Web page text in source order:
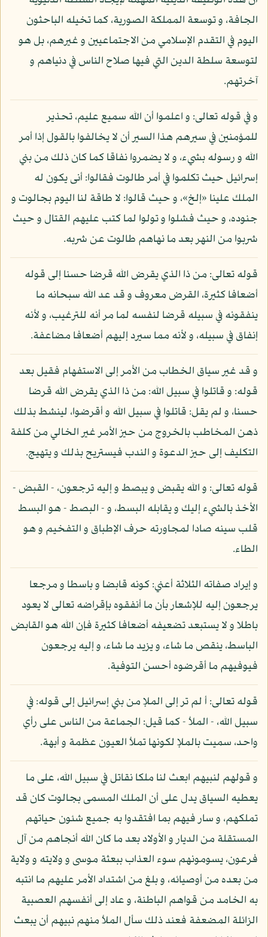
الجافة، و توسعة المملكة الصورية، كما تخيله الباحثون
اليوم في التقدم الإسلامي من الاجتماعيين و غيرهم، بل هو
لتوسعة سلطة الدين التي فيها صلاح الناس في دنياهم و
آخرتهم.
و في قوله تعالى: و اعلموا أن الله سميع عليم، تحذير
للمؤمنين في سيرهم هذا السير أن لا يخالفوا بالقول إذا أمر
الله و رسوله بشيء، و لا يضمروا نفاقا كما كان ذلك من بني
إسرائيل حيث تكلموا في أمر طالوت فقالوا: أنى يكون له
الملك علينا «إلخ»، و حيث قالوا: لا طاقة لنا اليوم بجالوت و
جنوده، و حيث فشلوا و تولوا لما كتب عليهم القتال و حيث
شربوا من النهر بعد ما نهاهم طالوت عن شربه.
قوله تعالى: من ذا الذي يقرض الله قرضا حسنا إلى قوله
أضعافا كثيرة، القرض معروف و قد عد الله سبحانه ما
ينفقونه في سبيله قرضا لنفسه لما مر أنه للترغيب، و لأنه
إنفاق في سبيله، و لأنه مما سيرد إليهم أضعافا مضاعفة.
و قد غير سياق الخطاب من الأمر إلى الاستفهام فقيل بعد
قوله: و قاتلوا في سبيل الله: من ذا الذي يقرض الله قرضا
حسنا، و لم يقل: قاتلوا في سبيل الله و أقرضوا، لينشط بذلك
ذهن المخاطب بالخروج من حيز الأمر غير الخالي من كلفة
التكليف إلى حيز الدعوة و الندب فيستريح بذلك و يتهيج.
قوله تعالى: و الله يقبض و يبصط و إليه ترجعون، - القبض -
الأخذ بالشيء إليك و يقابله البسط، و - البصط - هو البسط
قلب سينه صادا لمجاورته حرف الإطباق و التفخيم و هو
الطاء.
و إيراد صفاته الثلاثة أعني: كونه قابضا و باسطا و مرجعا
يرجعون إليه للإشعار بأن ما أنفقوه بإقراضه تعالى لا يعود
باطلا و لا يستبعد تضعيفه أضعافا كثيرة فإن الله هو القابض
الباسط، ينقص ما شاء، و يزيد ما شاء، و إليه يرجعون
فيوفيهم ما أقرضوه أحسن التوفية.
قوله تعالى: أ لم تر إلى الملإ من بني إسرائيل إلى قوله: في
سبيل الله، - الملأ - كما قيل: الجماعة من الناس على رأي
واحد، سميت بالملإ لكونها تملأ العيون عظمة و أبهة.
و قولهم لنبيهم ابعث لنا ملكا نقاتل في سبيل الله، على ما
يعطيه السياق يدل على أن الملك المسمى بجالوت كان قد
تملكهم، و سار فيهم بما افتقدوا به جميع شئون حياتهم
المستقلة من الديار و الأولاد بعد ما كان الله أنجاهم من آل
فرعون، يسومونهم سوء العذاب ببعثة موسى و ولايته و ولاية
من بعده من أوصيائه، و بلغ من اشتداد الأمر عليهم ما انتبه
به الخامد من قواهم الباطنة، و عاد إلى أنفسهم العصبية
الزائلة المضعفة فعند ذلك سأل الملأ منهم نبيهم أن يبعث